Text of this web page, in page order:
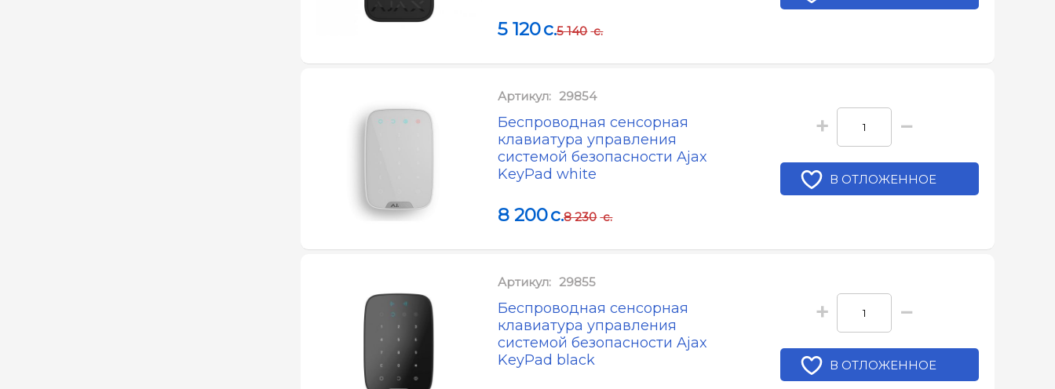
5 120c.5 140 c.
Артикул: 29854
Беспроводная сенсорная
клавиатура управления
системой безопасности Ajax
KeyPad white
8 200c.8 230 c.
+ −
В ОТЛОЖЕННОЕ
Артикул: 29855
Беспроводная сенсорная
клавиатура управления
системой безопасности Ajax
KeyPad black
+ −
В ОТЛОЖЕННОЕ